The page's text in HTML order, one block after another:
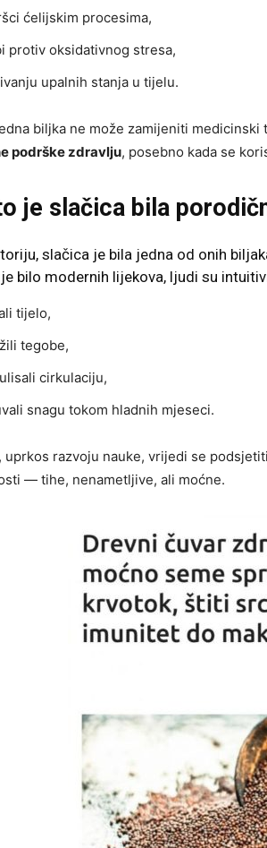
ćelijskim procesima,
protiv oksidativnog stresa,
upalnih stanja u tijelu.
biljka ne može zamijeniti medicinski
podrške zdravlju, posebno kada se
je slačica bila
slačica je bila jedna od onih
bilo modernih lijekova, ljudi su
tijelo,
tegobe,
cirkulaciju,
snagu tokom hladnih mjeseci.
uprkos razvoju nauke, vrijedi se
— tihe, nenametljive, ali moćne.